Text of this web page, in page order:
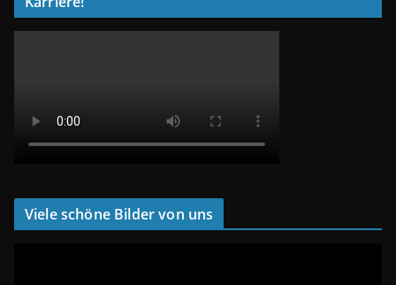
Viele schöne Bilder von uns